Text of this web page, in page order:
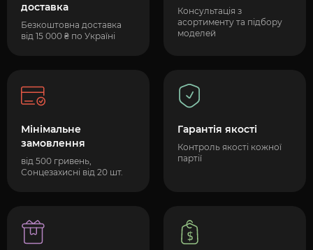
доставка
Безкоштовна доставка
від 15 000 ₴ по Україні
Консультація з
асортименту та підбору
моделей
Мінімальне
замовлення
від 500 гривень,
Сонцезахисні від 20 шт.
Гарантія якості
Контроль якості кожної
партії